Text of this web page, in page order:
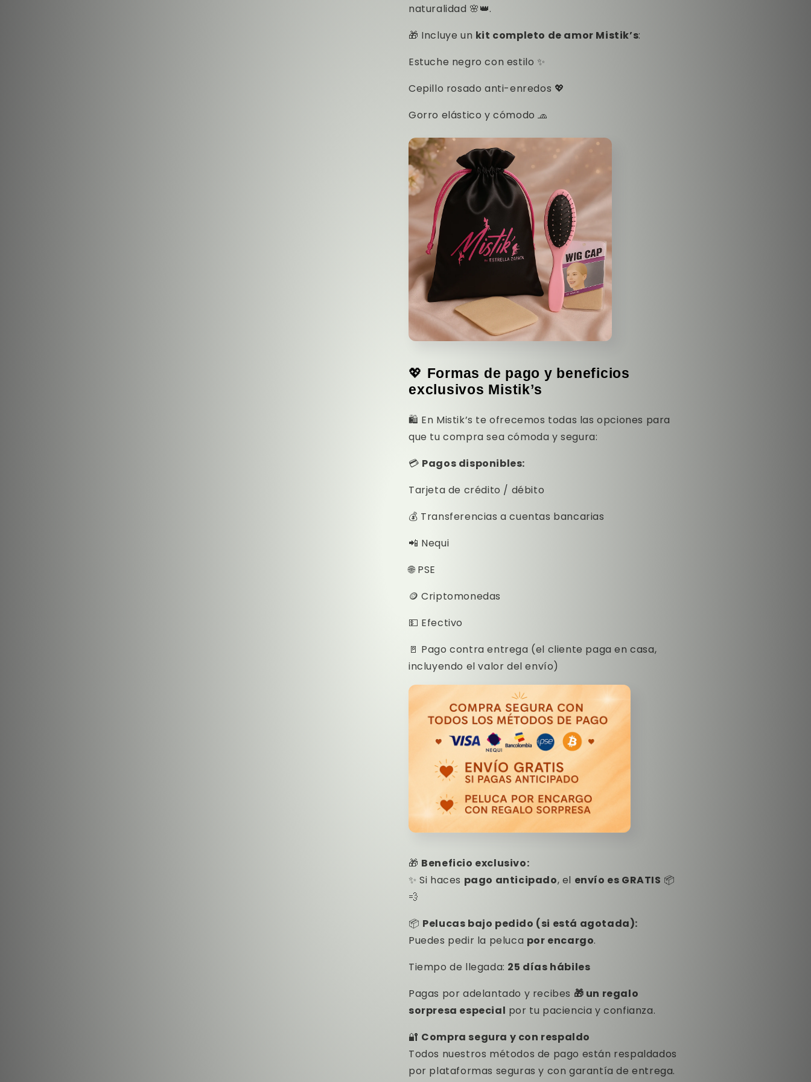
naturalidad 🌸👑.
🎁 Incluye un kit completo de amor Mistik’s:
Estuche negro con estilo ✨
Cepillo rosado anti-enredos 💖
Gorro elástico y cómodo 🧢
💖 Formas de pago y beneficios
exclusivos Mistik’s
🛍️ En Mistik’s te ofrecemos todas las opciones para
que tu compra sea cómoda y segura:
💳 Pagos disponibles:
Tarjeta de crédito / débito
💰 Transferencias a cuentas bancarias
📲 Nequi
🌐 PSE
🪙 Criptomonedas
💵 Efectivo
🚪 Pago contra entrega (el cliente paga en casa,
incluyendo el valor del envío)
🎁 Beneficio exclusivo:
✨ Si haces pago anticipado, el envío es GRATIS 📦
💨
📦 Pelucas bajo pedido (si está agotada):
Puedes pedir la peluca por encargo.
Tiempo de llegada: 25 días hábiles
Pagas por adelantado y recibes 🎁 un regalo
sorpresa especial por tu paciencia y confianza.
🔐 Compra segura y con respaldo
Todos nuestros métodos de pago están respaldados
por plataformas seguras y con garantía de entrega.